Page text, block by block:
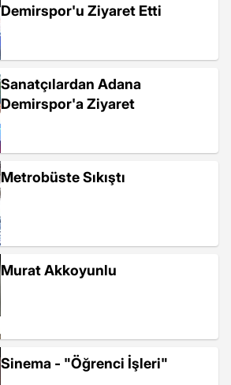
Demirspor'u Ziyaret Etti
Sanatçılardan Adana
Demirspor'a Ziyaret
Metrobüste Sıkıştı
Murat Akkoyunlu
Sinema - "Öğrenci İşleri"